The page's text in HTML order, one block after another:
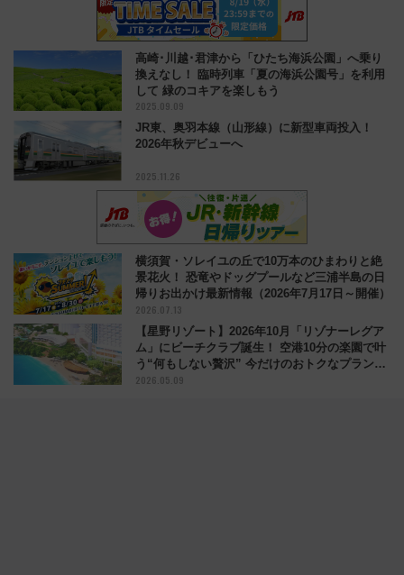
高崎･川越･君津から「ひたち海浜公園」へ乗り
換えなし！ 臨時列車「夏の海浜公園号」を利用
して 緑のコキアを楽しもう
2025.09.09
JR東、奥羽本線（山形線）に新型車両投入！
2026年秋デビューへ
2025.11.26
横須賀・ソレイユの丘で10万本のひまわりと絶
景花火！ 恐竜やドッグプールなど三浦半島の日
帰りお出かけ最新情報（2026年7月17日～開催）
2026.07.13
【星野リゾート】2026年10月「リゾナーレグア
ム」にビーチクラブ誕生！ 空港10分の楽園で叶
う“何もしない贅沢” 今だけのおトクなプラン情
報も
2026.05.09